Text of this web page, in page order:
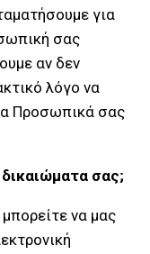
για
σας
αν δεν
λόγο να
Προσωπικά σας
σας;
να μας